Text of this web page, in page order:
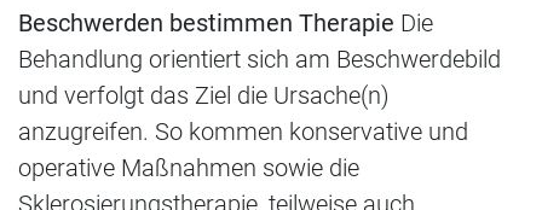
Beschwerden bestimmen Therapie Die
Behandlung orientiert sich am Beschwerdebild
und verfolgt das Ziel die Ursache(n)
anzugreifen. So kommen konservative und
operative Maßnahmen sowie die
Sklerosierungstherapie, teilweise auch